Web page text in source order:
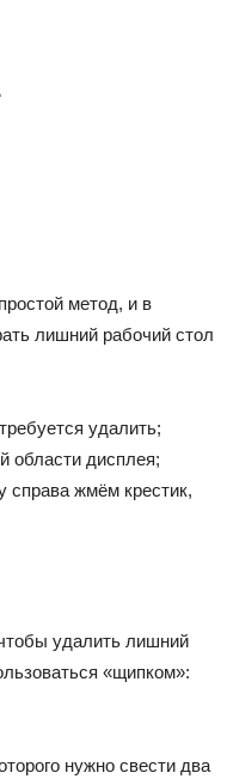
метод, и в
лишний рабочий стол
удалить;
области дисплея;
справа жмём крестик,
удалить лишний
«щипком»:
нужно свести два